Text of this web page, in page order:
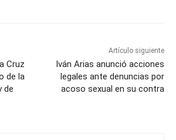
Cruz
de la
de
Artículo siguiente
Iván Arias anunció acciones
legales ante denuncias por
acoso sexual en su contra